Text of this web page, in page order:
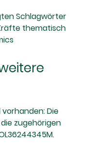
Schlagwörter
thematisch
Die
zugehörigen